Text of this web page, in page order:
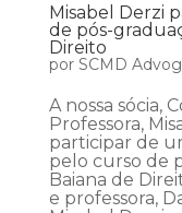
Misabel Derzi
de pós-
Direito
por SCMD
A nossa sócia,
Professora,
participar de
pelo curso de
Baiana de
e professora,